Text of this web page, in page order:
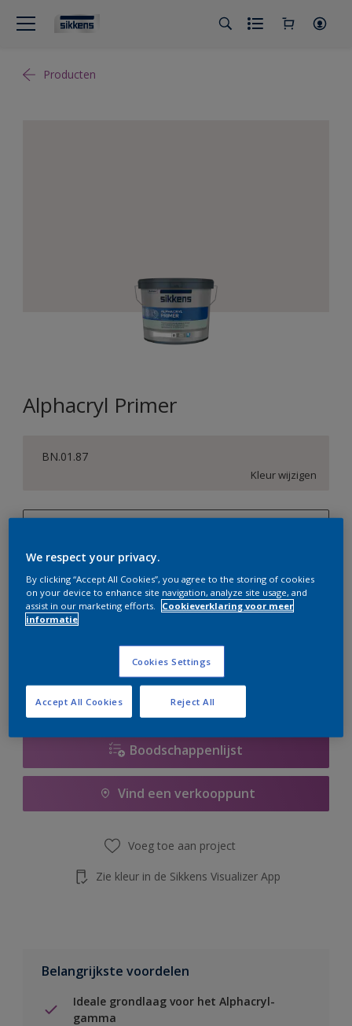
Producten
Alphacryl Primer
BN.01.87
Kleur wijzigen
1 L
2,5 L
5 L
Bereken
Op dit moment is het niet mogelijk dit product online
te bestellen. Bezoek je dichtstbijzijnde winkel of klik op
Boodschappenlijst
Vind een verkooppunt
Voeg toe aan project
Zie kleur in de Sikkens Visualizer App
Belangrijkste voordelen
Ideale grondlaag voor het Alphacryl-
gamma
We respect your privacy.
By clicking “Accept All Cookies”, you agree to the storing of cookies
on your device to enhance site navigation, analyze site usage, and
assist in our marketing efforts.
Cookieverklaring voor meer
informatie
Cookies Settings
Reject All
Accept All Cookies